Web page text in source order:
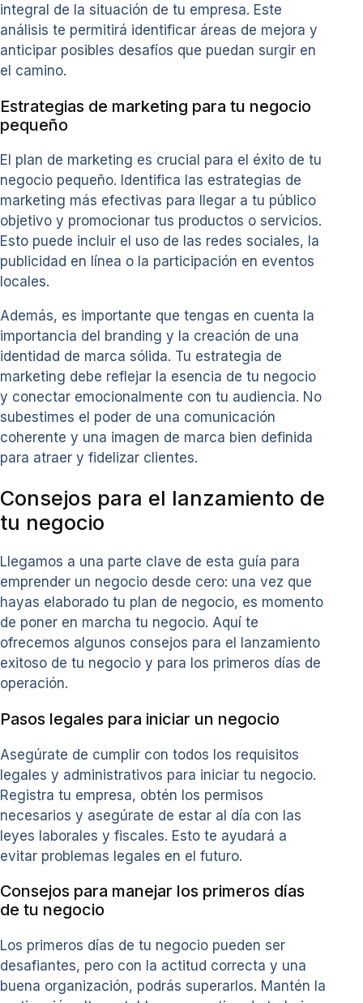
integral de la situación de tu empresa. Este
análisis te permitirá identificar áreas de mejora y
anticipar posibles desafíos que puedan surgir en
el camino.
Estrategias de marketing para tu negocio
pequeño
El plan de marketing es crucial para el éxito de tu
negocio pequeño. Identifica las estrategias de
marketing más efectivas para llegar a tu público
objetivo y promocionar tus productos o servicios.
Esto puede incluir el uso de las redes sociales, la
publicidad en línea o la participación en eventos
locales.
Además, es importante que tengas en cuenta la
importancia del branding y la creación de una
identidad de marca sólida. Tu estrategia de
marketing debe reflejar la esencia de tu negocio
y conectar emocionalmente con tu audiencia. No
subestimes el poder de una comunicación
coherente y una imagen de marca bien definida
para atraer y fidelizar clientes.
Consejos para el lanzamiento de
tu negocio
Llegamos a una parte clave de esta guía para
emprender un negocio desde cero: una vez que
hayas elaborado tu plan de negocio, es momento
de poner en marcha tu negocio. Aquí te
ofrecemos algunos consejos para el lanzamiento
exitoso de tu negocio y para los primeros días de
operación.
Pasos legales para iniciar un negocio
Asegúrate de cumplir con todos los requisitos
legales y administrativos para iniciar tu negocio.
Registra tu empresa, obtén los permisos
necesarios y asegúrate de estar al día con las
leyes laborales y fiscales. Esto te ayudará a
evitar problemas legales en el futuro.
Consejos para manejar los primeros días
de tu negocio
Los primeros días de tu negocio pueden ser
desafiantes, pero con la actitud correcta y una
buena organización, podrás superarlos. Mantén la